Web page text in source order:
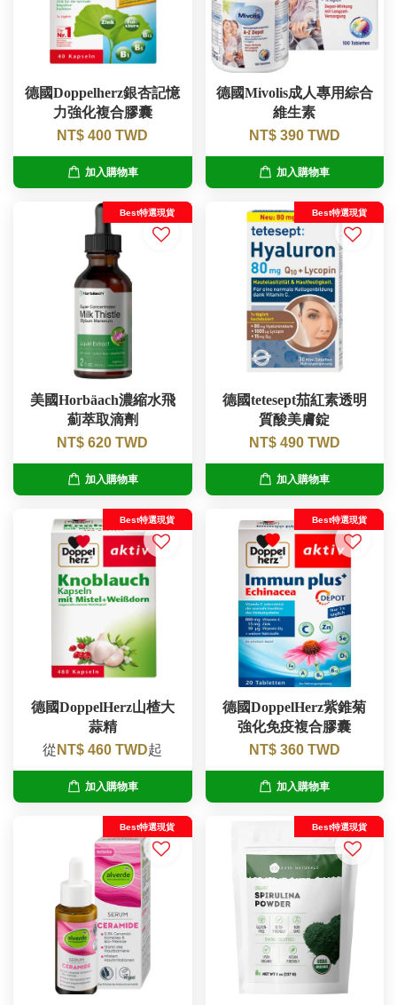
德國Doppelherz銀杏記憶
力強化複合膠囊
NT$ 400 TWD
加入購物車
德國Mivolis成人專用綜合
維生素
NT$ 390 TWD
加入購物車
Best特選現貨
美國Horbäach濃縮水飛
薊萃取滴劑
NT$ 620 TWD
加入購物車
Best特選現貨
德國tetesept茄紅素透明
質酸美膚錠
NT$ 490 TWD
加入購物車
Best特選現貨
德國DoppelHerz山楂大
蒜精
從 NT$ 460 TWD起
加入購物車
Best特選現貨
德國DoppelHerz紫錐菊
強化免疫複合膠囊
NT$ 360 TWD
加入購物車
Best特選現貨 Best特選現貨